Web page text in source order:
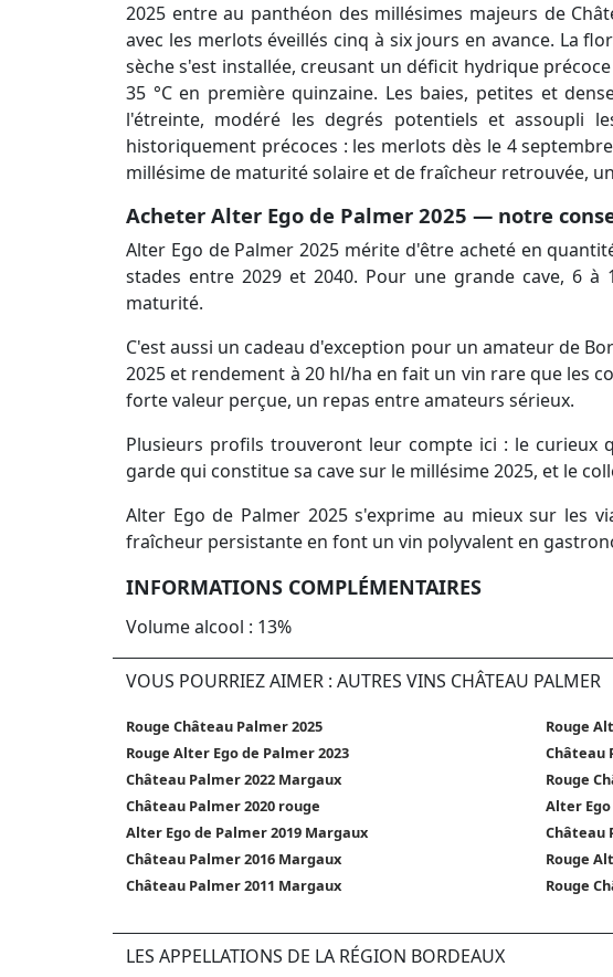
2025 entre au panthéon des millésimes majeurs de
avec les merlots éveillés cinq à six jours en avance. La
sèche s'est installée, creusant un déficit hydrique
35 °C en première quinzaine. Les baies, petites et
l'étreinte, modéré les degrés potentiels et assoupli
historiquement précoces : les merlots dès le 4
millésime de maturité solaire et de fraîcheur retrouvée,
Acheter Alter Ego de Palmer 2025 — notre
Alter Ego de Palmer 2025 mérite d'être acheté en
stades entre 2029 et 2040. Pour une grande cave, 6
maturité.
C'est aussi un cadeau d'exception pour un amateur de
2025 et rendement à 20 hl/ha en fait un vin rare que les
forte valeur perçue, un repas entre amateurs sérieux.
Plusieurs profils trouveront leur compte ici : le curieux
garde qui constitue sa cave sur le millésime 2025, et le
Alter Ego de Palmer 2025 s'exprime au mieux sur les
fraîcheur persistante en font un vin polyvalent en
INFORMATIONS COMPLÉMENTAIRES
Volume alcool : 13%
VOUS POURRIEZ AIMER : AUTRES VINS CHÂTEAU PALMER
Rouge Château Palmer 2025 Rouge
Rouge Alter Ego de Palmer 2023
Château
Château Palmer 2022 Margaux
Rouge
Château Palmer 2020 rouge
Alter
Alter Ego de Palmer 2019 Margaux
Château
Château Palmer 2016 Margaux
Rouge
Château Palmer 2011 Margaux
Rouge
LES APPELLATIONS DE LA RÉGION BORDEAUX